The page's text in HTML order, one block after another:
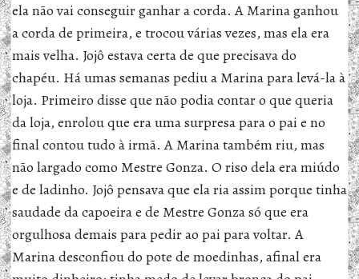
ela não vai conseguir ganhar a corda. A Marina ganhou
a corda de primeira, e trocou várias vezes, mas ela era
mais velha. Jojô estava certa de que precisava do
chapéu. Há umas semanas pediu a Marina para levá-la à
loja. Primeiro disse que não podia contar o que queria
da loja, enrolou que era uma surpresa para o pai e no
final contou tudo à irmã. A Marina também riu, mas
não largado como Mestre Gonza. O riso dela era miúdo
e de ladinho. Jojô pensava que ela ria assim porque tinha
saudade da capoeira e de Mestre Gonza só que era
orgulhosa demais para pedir ao pai para voltar. A
Marina desconfiou do pote de moedinhas, afinal era